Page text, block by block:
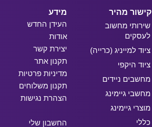
קישור מהיר
שירותי מחשוב
לעסקים
ציוד למייניג (כרייה)
ציוד היקפי
מחשבים ניידים
מחשבי גיימינג
מוצרי גיימינג
כללי
מידע
העידן החדש
אודות
יצירת קשר
תקנון אתר
מדיניות פרטיות
תקנון משלוחים
הצהרת נגישות
החשבון שלי